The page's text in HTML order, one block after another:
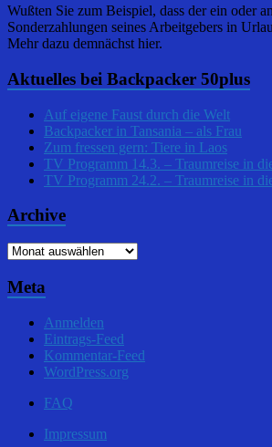
Wußten Sie zum Beispiel, dass der ein oder
Sonderzahlungen seines Arbeitgebers in
Mehr dazu demnächst hier.
Aktuelles bei Backpacker 50plus
Auf eigene Faust durch die Welt
Backpacker in Tansania – als Frau
Zum fressen gern: Tiere in Laos
TV Programm 14.3. – Traumreise in
TV Programm 24.2. – Traumreise in
Archive
Archive
Meta
Anmelden
Eintrags-Feed
Kommentar-Feed
WordPress.org
FAQ
Impressum